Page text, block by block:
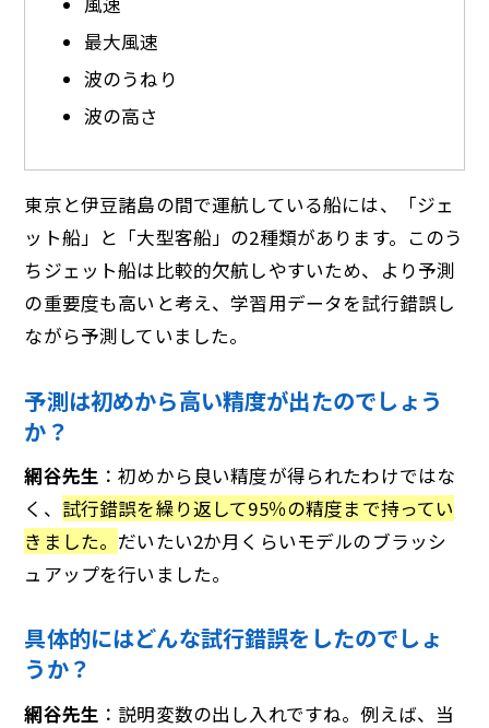
最大風速
波のうねり
波の高さ
東京と伊豆諸島の間で運航している船には、「ジェ
ット船」と「大型客船」の2種類があります。このう
ちジェット船は比較的欠航しやすいため、より予測
の重要度も高いと考え、学習用データを試行錯誤し
ながら予測していました。
予測は初めから高い精度が出たのでしょう
か？
網谷先生 ：初めから良い精度が得られたわけではな
く、 試行錯誤を繰り返して95％の精度まで持ってい
きました。 だいたい2か月くらいモデルのブラッシ
ュアップを行いました。
具体的にはどんな試行錯誤をしたのでしょ
うか？
網谷先生 ：説明変数の出し入れですね。例えば、当